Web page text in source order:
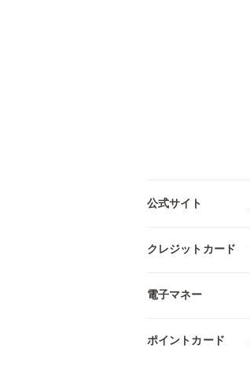
公式サイト
クレジットカード
電子マネー
ポイントカード